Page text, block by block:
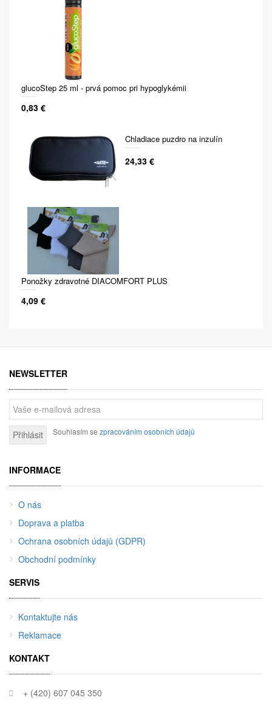
glucoStep 25 ml - prvá pomoc pri hypoglykémii
0,83 €
Chladiace puzdro na inzulín
24,33 €
Ponožky zdravotné DIACOMFORT PLUS
4,09 €
NEWSLETTER
Přihlásit Souhlasím se zpracováním osobních údajů
INFORMACE
O nás
Doprava a platba
Ochrana osobních údajů (GDPR)
Obchodní podmínky
SERVIS
Kontaktujte nás
Reklamace
KONTAKT
+ (420) 607 045 350